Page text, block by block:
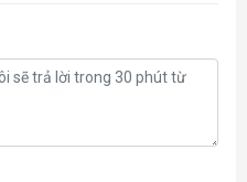
Design, 0dB Silent
Backplate